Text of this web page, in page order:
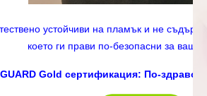
устойчиви на пламък и не
което ги прави по-безопасни за
Gold сертификация: По-